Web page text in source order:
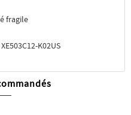
fragile
K02US